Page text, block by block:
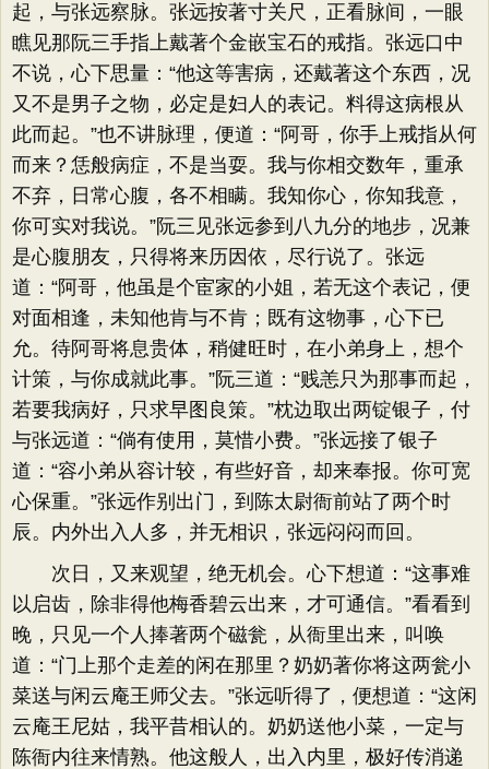
起，与张远察脉。张远按著寸关尺，正看脉间，一眼
瞧见那阮三手指上戴著个金嵌宝石的戒指。张远口中
不说，心下思量：“他这等害病，还戴著这个东西，况
又不是男子之物，必定是妇人的表记。料得这病根从
此而起。”也不讲脉理，便道：“阿哥，你手上戒指从何
而来？恁般病症，不是当耍。我与你相交数年，重承
不弃，日常心腹，各不相瞒。我知你心，你知我意，
你可实对我说。”阮三见张远参到八九分的地步，况兼
是心腹朋友，只得将来历因依，尽行说了。张远
道：“阿哥，他虽是个宦家的小姐，若无这个表记，便
对面相逢，未知他肯与不肯；既有这物事，心下已
允。待阿哥将息贵体，稍健旺时，在小弟身上，想个
计策，与你成就此事。”阮三道：“贱恙只为那事而起，
若要我病好，只求早图良策。”枕边取出两锭银子，付
与张远道：“倘有使用，莫惜小费。”张远接了银子
道：“容小弟从容计较，有些好音，却来奉报。你可宽
心保重。”张远作别出门，到陈太尉衙前站了两个时
辰。内外出入人多，并无相识，张远闷闷而回。
次日，又来观望，绝无机会。心下想道：“这事难
以启齿，除非得他梅香碧云出来，才可通信。”看看到
晚，只见一个人捧著两个磁瓮，从衙里出来，叫唤
道：“门上那个走差的闲在那里？奶奶著你将这两瓮小
菜送与闲云庵王师父去。”张远听得了，便想道：“这闲
云庵王尼姑，我平昔相认的。奶奶送他小菜，一定与
陈衙内往来情熟。他这般人，出入内里，极好传消递